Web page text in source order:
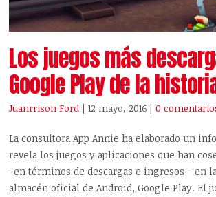
Los juegos más
Google Play de la
Juanrrison Ford | 12 mayo, 2016 |0
La consultora App Annie ha elaborado un
revela los juegos y aplicaciones que han
-en términos de descargas e ingresos- en
almacén oficial de Android, Google Play. El